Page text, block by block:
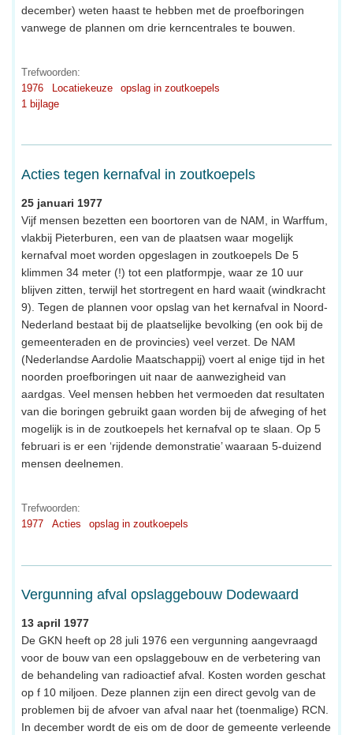
december) weten haast te hebben met de proefboringen
vanwege de plannen om drie kerncentrales te bouwen.
Trefwoorden:
1976
Locatiekeuze
opslag in zoutkoepels
1 bijlage
Acties tegen kernafval in zoutkoepels
25 januari 1977
Vijf mensen bezetten een boortoren van de NAM, in Warffum,
vlakbij Pieterburen, een van de plaatsen waar mogelijk
kernafval moet worden opgeslagen in zoutkoepels De 5
klimmen 34 meter (!) tot een platformpje, waar ze 10 uur
blijven zitten, terwijl het stortregent en hard waait (windkracht
9). Tegen de plannen voor opslag van het kernafval in Noord-
Nederland bestaat bij de plaatselijke bevolking (en ook bij de
gemeenteraden en de provincies) veel verzet. De NAM
(Nederlandse Aardolie Maatschappij) voert al enige tijd in het
noorden proefboringen uit naar de aanwezigheid van
aardgas. Veel mensen hebben het vermoeden dat resultaten
van die boringen gebruikt gaan worden bij de afweging of het
mogelijk is in de zoutkoepels het kernafval op te slaan. Op 5
februari is er een ‘rijdende demonstratie’ waaraan 5-duizend
mensen deelnemen.
Trefwoorden:
1977
Acties opslag in zoutkoepels
Vergunning afval opslaggebouw Dodewaard
13 april 1977
De GKN heeft op 28 juli 1976 een vergunning aangevraagd
voor de bouw van een opslaggebouw en de verbetering van
de behandeling van radioactief afval. Kosten worden geschat
op f 10 miljoen. Deze plannen zijn een direct gevolg van de
problemen bij de afvoer van afval naar het (toenmalige) RCN.
In december wordt de eis om de door de gemeente verleende